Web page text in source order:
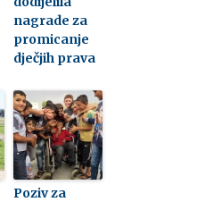
nagrade za
promicanje
dječjih prava
Poziv za